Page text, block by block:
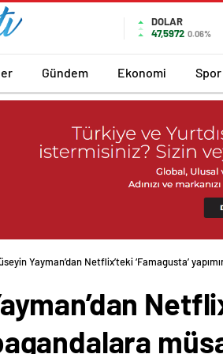
DOLAR
47,5972 0.06%
Gündem Ekonomi Spor
Yayman’dan Netflix’teki ‘Famagusta’